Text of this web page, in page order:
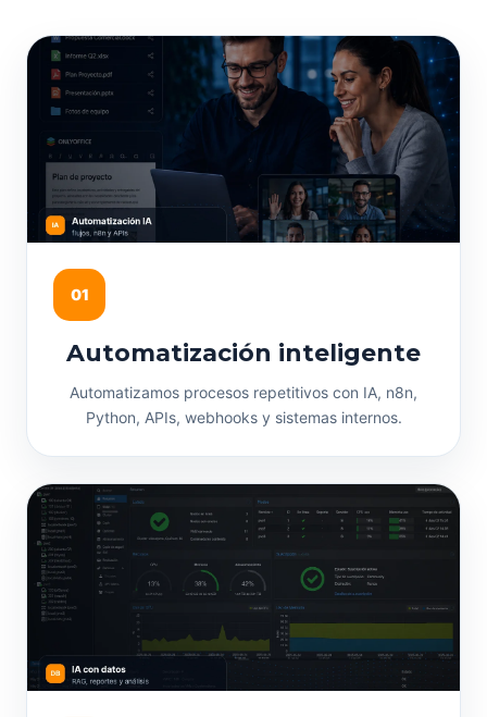
01
Automatización inteligente
Automatizamos procesos repetitivos con IA, n8n,
Python, APIs, webhooks y sistemas internos.